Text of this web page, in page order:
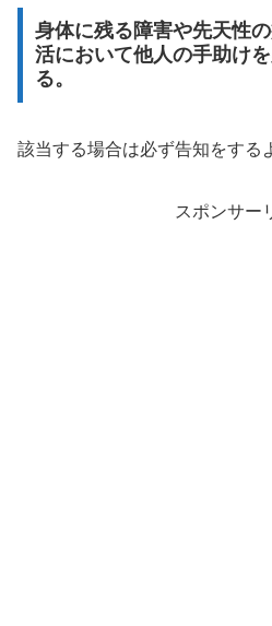
身体に残る障害や先天性
活において他人の手助け
る。
該当する場合は必ず告知をする
スポンサー